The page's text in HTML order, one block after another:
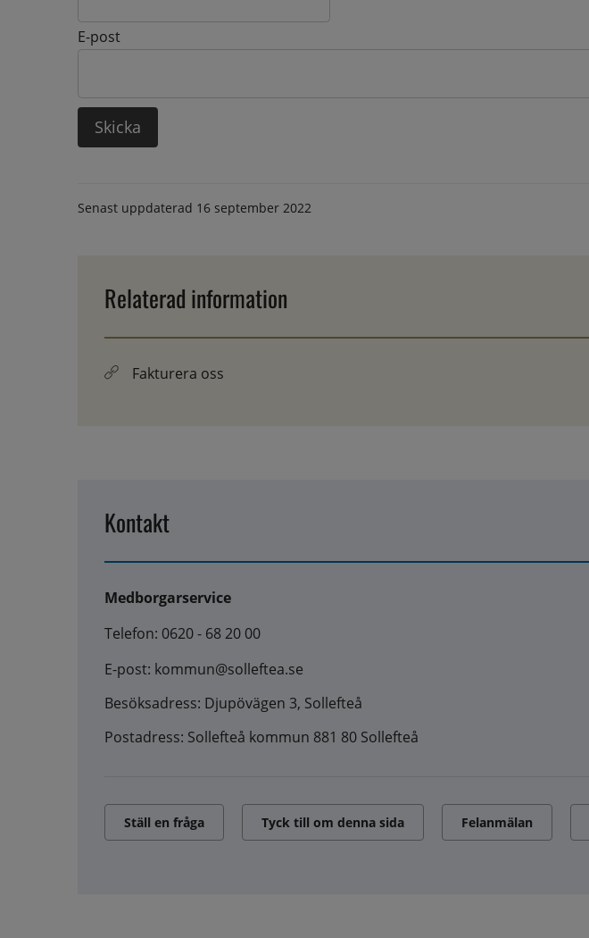
E-post
Senast uppdaterad 16 september 2022
Relaterad information
Fakturera oss
Kontakt
Medborgarservice
Telefon: 0620 - 68 20 00
E-post: kommun@solleftea.se
Besöksadress: Djupövägen 3, Sollefteå
Postadress: Sollefteå kommun 881 80 Sollefteå
Ställ en fråga Tyck till om denna sida Felanmälan